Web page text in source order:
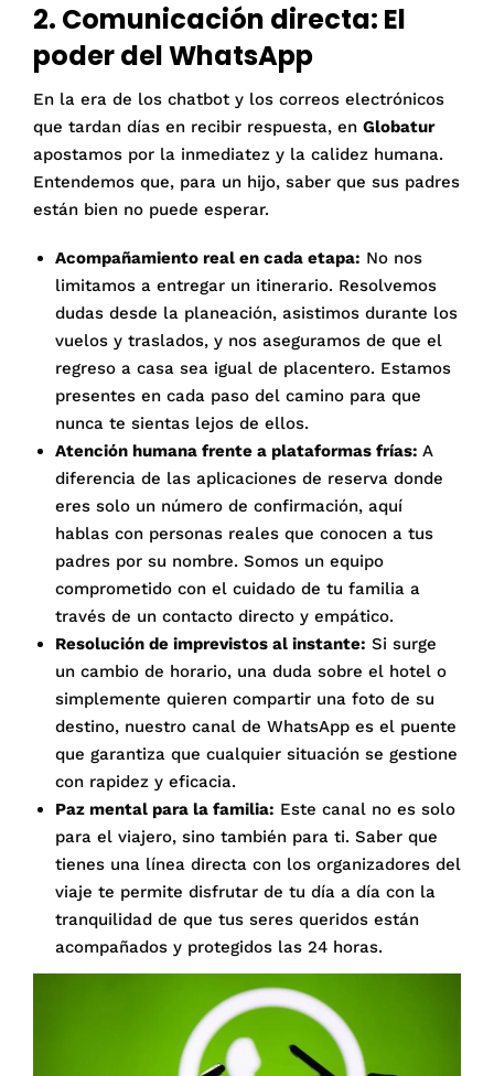
2. Comunicación directa: El
poder del WhatsApp
En la era de los chatbot y los correos electrónicos
que tardan días en recibir respuesta, en Globatur
apostamos por la inmediatez y la calidez humana.
Entendemos que, para un hijo, saber que sus padres
están bien no puede esperar.
Acompañamiento real en cada etapa: No nos
limitamos a entregar un itinerario. Resolvemos
dudas desde la planeación, asistimos durante los
vuelos y traslados, y nos aseguramos de que el
regreso a casa sea igual de placentero. Estamos
presentes en cada paso del camino para que
nunca te sientas lejos de ellos.
Atención humana frente a plataformas frías: A
diferencia de las aplicaciones de reserva donde
eres solo un número de confirmación, aquí
hablas con personas reales que conocen a tus
padres por su nombre. Somos un equipo
comprometido con el cuidado de tu familia a
través de un contacto directo y empático.
Resolución de imprevistos al instante: Si surge
un cambio de horario, una duda sobre el hotel o
simplemente quieren compartir una foto de su
destino, nuestro canal de WhatsApp es el puente
que garantiza que cualquier situación se gestione
con rapidez y eficacia.
Paz mental para la familia: Este canal no es solo
para el viajero, sino también para ti. Saber que
tienes una línea directa con los organizadores del
viaje te permite disfrutar de tu día a día con la
tranquilidad de que tus seres queridos están
acompañados y protegidos las 24 horas.